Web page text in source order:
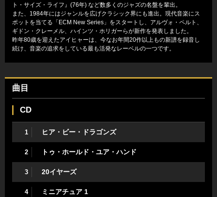
ト・サイズ・ライフ』(76年) など数多くのジャズの名盤を輩出。
また、1984年にはジャンルを広げクラシック界にも進出。現代音楽にス
ポットを当てる「ECM New Series」をスタートし、アルヴォ・ペルト、
ギドン・クレーメル、ハインツ・ホリガーらが新作を発表しました。
昨年80歳を迎えたアイヒャーは、今なお年間20作以上もの新譜を録音し
続け、音楽の追求をしている最も活発なレーベルの一つです。
曲目
CD
1 ヒア・ビー・ドラゴンズ
2 トゥ・ホールド・ユア・ハンド
3 20イヤーズ
4 ミニアチュア 1